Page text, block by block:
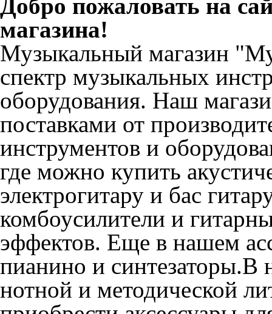
Добро пожаловать на
магазина!
Музыкальный магазин
спектр музыкальных
оборудования. Наш
поставками от
инструментов и
где можно купить
электрогитару и бас
комбоусилители и
эффектов. Еще в нашем
пианино и
нотной и методической